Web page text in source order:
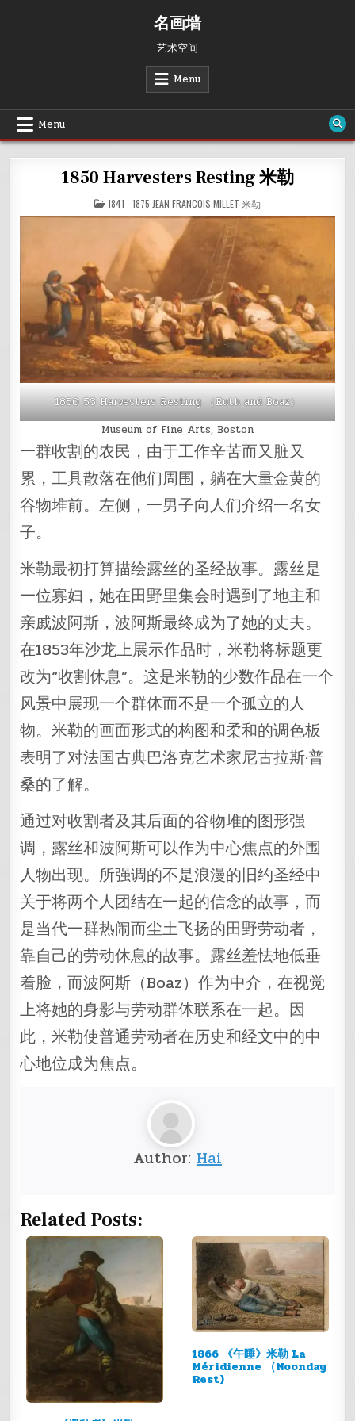
名画墙
艺术空间
Menu
Menu
1850 Harvesters Resting 米勒
POSTED
IN
1841 - 1875 JEAN FRANCOIS MILLET 米勒
1850 53 Harvesters Resting （Ruth and Boaz）
Museum of Fine Arts, Boston
一群收割的农民，由于工作辛苦而又脏又
累，工具散落在他们周围，躺在大量金黄的
谷物堆前。左侧，一男子向人们介绍一名女
子。
米勒最初打算描绘露丝的圣经故事。露丝是
一位寡妇，她在田野里集会时遇到了地主和
亲戚波阿斯，波阿斯最终成为了她的丈夫。
在1853年沙龙上展示作品时，米勒将标题更
改为“收割休息”。这是米勒的少数作品在一个
风景中展现一个群体而不是一个孤立的人
物。米勒的画面形式的构图和柔和的调色板
表明了对法国古典巴洛克艺术家尼古拉斯·普
桑的了解。
通过对收割者及其后面的谷物堆的图形强
调，露丝和波阿斯可以作为中心焦点的外围
人物出现。所强调的不是浪漫的旧约圣经中
关于将两个人团结在一起的信念的故事，而
是当代一群热闹而尘土飞扬的田野劳动者，
靠自己的劳动休息的故事。露丝羞怯地低垂
着脸，而波阿斯（Boaz）作为中介，在视觉
上将她的身影与劳动群体联系在一起。因
此，米勒使普通劳动者在历史和经文中的中
心地位成为焦点。
Author: Hai
Related Posts:
1866 《午睡》米勒 La
Méridienne （Noonday
Rest)